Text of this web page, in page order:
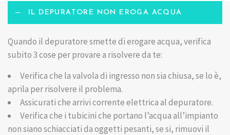
IL DEPURATORE NON EROGA ACQUA
Quando il depuratore smette di erogare acqua, verifica
subito 3 cose per provare a risolvere da te:
Verifica che la valvola di ingresso non sia chiusa, se lo è,
aprila per risolvere il problema.
Assicurati che arrivi corrente elettrica al depuratore.
Verifica che i tubicini che portano l’acqua all’impianto
non siano schiacciati da oggetti pesanti, se si, rimuovi il